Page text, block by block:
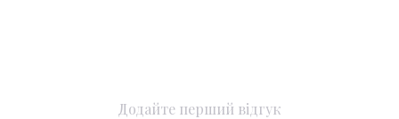
Додайте перший відгук